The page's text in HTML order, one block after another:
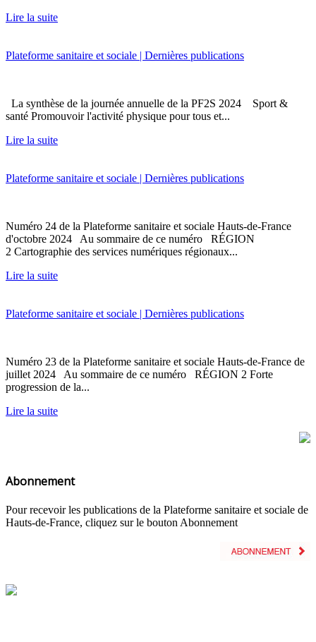
Lire la suite
Plateforme sanitaire et sociale | Dernières publications
La synthèse de la journée annuelle de la PF2S 2024 Sport &
santé Promouvoir l'activité physique pour tous et...
Lire la suite
Plateforme sanitaire et sociale | Dernières publications
Numéro 24 de la Plateforme sanitaire et sociale Hauts-de-France
d'octobre 2024 Au sommaire de ce numéro RÉGION
2 Cartographie des services numériques régionaux...
Lire la suite
Plateforme sanitaire et sociale | Dernières publications
Numéro 23 de la Plateforme sanitaire et sociale Hauts-de-France de
juillet 2024 Au sommaire de ce numéro RÉGION 2 Forte
progression de la...
Lire la suite
Abonnement
Pour recevoir les publications de la Plateforme sanitaire et sociale de
Hauts-de-France, cliquez sur le bouton Abonnement